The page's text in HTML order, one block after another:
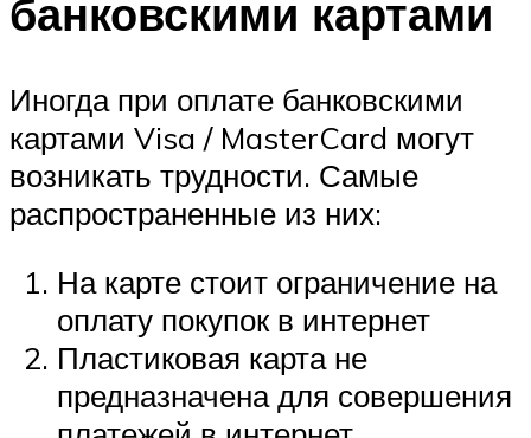
банковскими картами
Иногда при оплате банковскими
картами Visa / MasterCard могут
возникать трудности. Самые
распространенные из них:
На карте стоит ограничение на
оплату покупок в интернет
Пластиковая карта не
предназначена для совершения